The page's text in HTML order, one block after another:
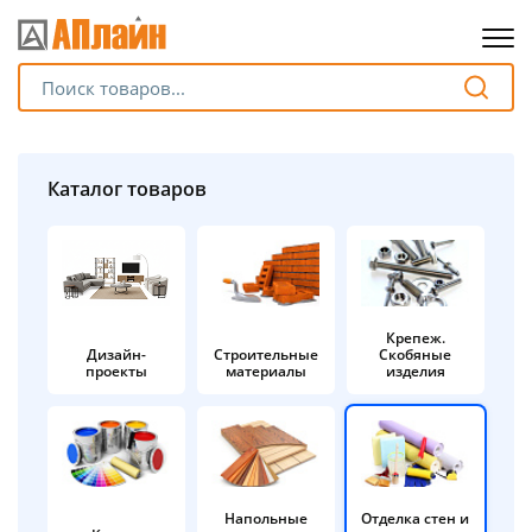
Каталог товаров
Дизайн-
проекты
Строительные
материалы
Крепеж.
Скобяные
изделия
Напольные
Отделка стен и
Разбейте
без переплат
График платежей
Сегодня
%